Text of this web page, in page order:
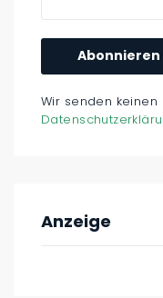
Wir senden
Anzeige